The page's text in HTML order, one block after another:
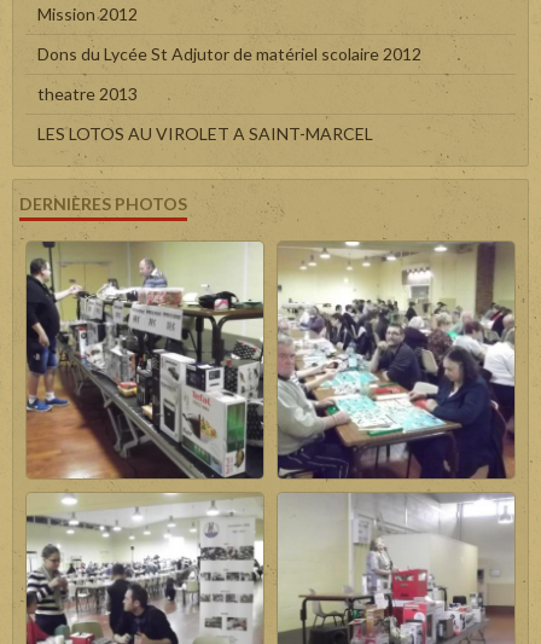
Mission 2012
Dons du Lycée St Adjutor de matériel scolaire 2012
theatre 2013
LES LOTOS AU VIROLET A SAINT-MARCEL
DERNIÈRES PHOTOS